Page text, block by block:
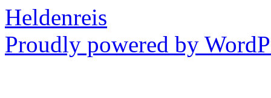
Heldenreis
Proudly powered by